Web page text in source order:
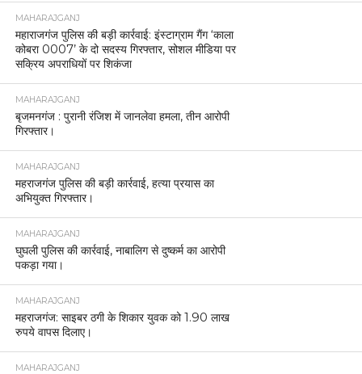
MAHARAJGANJ
महाराजगंज पुलिस की बड़ी कार्रवाई: इंस्टाग्राम गैंग ‘काला
कोबरा 0007’ के दो सदस्य गिरफ्तार, सोशल मीडिया पर
सक्रिय अपराधियों पर शिकंजा
MAHARAJGANJ
बृजमनगंज : पुरानी रंजिश में जानलेवा हमला, तीन आरोपी
गिरफ्तार।
MAHARAJGANJ
महराजगंज पुलिस की बड़ी कार्रवाई, हत्या प्रयास का
अभियुक्त गिरफ्तार।
MAHARAJGANJ
घुघली पुलिस की कार्रवाई, नाबालिग से दुष्कर्म का आरोपी
पकड़ा गया।
MAHARAJGANJ
महराजगंज: साइबर ठगी के शिकार युवक को 1.90 लाख
रुपये वापस दिलाए।
MAHARAJGANJ